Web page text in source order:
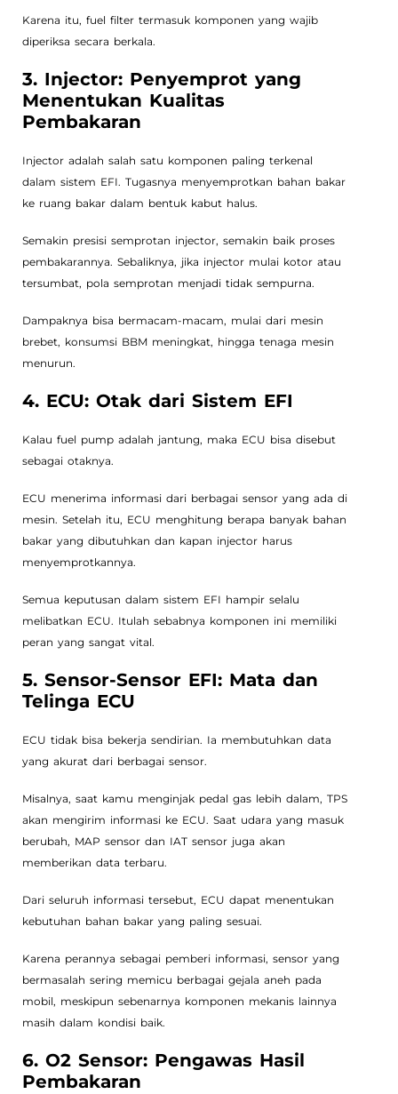
Karena itu, fuel filter termasuk komponen yang wajib
diperiksa secara berkala.
3. Injector: Penyemprot yang
Menentukan Kualitas
Pembakaran
Injector adalah salah satu komponen paling terkenal
dalam sistem EFI. Tugasnya menyemprotkan bahan bakar
ke ruang bakar dalam bentuk kabut halus.
Semakin presisi semprotan injector, semakin baik proses
pembakarannya. Sebaliknya, jika injector mulai kotor atau
tersumbat, pola semprotan menjadi tidak sempurna.
Dampaknya bisa bermacam-macam, mulai dari mesin
brebet, konsumsi BBM meningkat, hingga tenaga mesin
menurun.
4. ECU: Otak dari Sistem EFI
Kalau fuel pump adalah jantung, maka ECU bisa disebut
sebagai otaknya.
ECU menerima informasi dari berbagai sensor yang ada di
mesin. Setelah itu, ECU menghitung berapa banyak bahan
bakar yang dibutuhkan dan kapan injector harus
menyemprotkannya.
Semua keputusan dalam sistem EFI hampir selalu
melibatkan ECU. Itulah sebabnya komponen ini memiliki
peran yang sangat vital.
5. Sensor-Sensor EFI: Mata dan
Telinga ECU
ECU tidak bisa bekerja sendirian. Ia membutuhkan data
yang akurat dari berbagai sensor.
Misalnya, saat kamu menginjak pedal gas lebih dalam, TPS
akan mengirim informasi ke ECU. Saat udara yang masuk
berubah, MAP sensor dan IAT sensor juga akan
memberikan data terbaru.
Dari seluruh informasi tersebut, ECU dapat menentukan
kebutuhan bahan bakar yang paling sesuai.
Karena perannya sebagai pemberi informasi, sensor yang
bermasalah sering memicu berbagai gejala aneh pada
mobil, meskipun sebenarnya komponen mekanis lainnya
masih dalam kondisi baik.
6. O2 Sensor: Pengawas Hasil
Pembakaran